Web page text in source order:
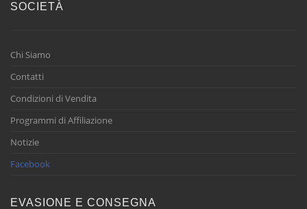
SOCIETÀ
Chi Siamo
Contatti
Condizioni di Vendita
Programmi di Affiliazione
Notizie
Facebook
EVASIONE E CONSEGNA